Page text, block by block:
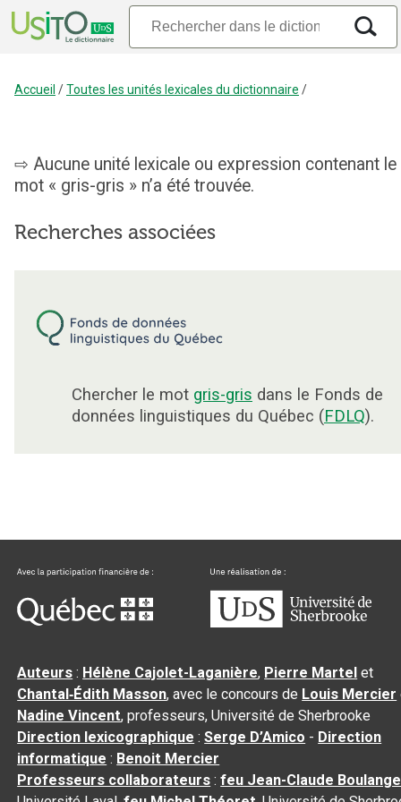
Accueil /Toutes les unités lexicales du dictionnaire /
Aucune unité lexicale ou expression contenant le
mot « gris-gris » n’a été trouvée.
Recherches associées
Chercher le mot gris-gris dans le Fonds de
données linguistiques du Québec (FDLQ).
Auteurs : Hélène Cajolet-Laganière, Pierre Martel et
Chantal‑Édith Masson, avec le concours de Louis Mercier
Nadine Vincent, professeurs, Université de Sherbrooke
Direction lexicographique :Serge D’Amico - Direction
informatique : Benoit Mercier
Professeurs collaborateurs :feu Jean-Claude